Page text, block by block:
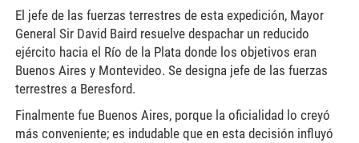
El jefe de las fuerzas terrestres de esta expedición, Mayor
General Sir David Baird resuelve despachar un reducido
ejército hacia el Río de la Plata donde los objetivos eran
Buenos Aires y Montevideo. Se designa jefe de las fuerzas
terrestres a Beresford.
Finalmente fue Buenos Aires, porque la oficialidad lo creyó
más conveniente; es indudable que en esta decisión influyó